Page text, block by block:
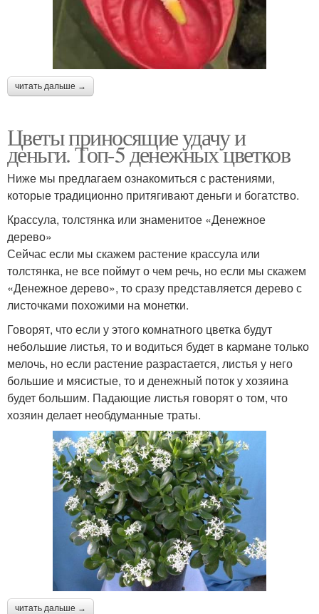
читать дальше →
Цветы приносящие удачу и
деньги. Топ-5 денежных цветков
Ниже мы предлагаем ознакомиться с растениями,
которые традиционно притягивают деньги и богатство.
Крассула, толстянка или знаменитое «Денежное
дерево»
Сейчас если мы скажем растение крассула или
толстянка, не все поймут о чем речь, но если мы скажем
«Денежное дерево», то сразу представляется дерево с
листочками похожими на монетки.
Говорят, что если у этого комнатного цветка будут
небольшие листья, то и водиться будет в кармане только
мелочь, но если растение разрастается, листья у него
большие и мясистые, то и денежный поток у хозяина
будет большим. Падающие листья говорят о том, что
хозяин делает необдуманные траты.
читать дальше →